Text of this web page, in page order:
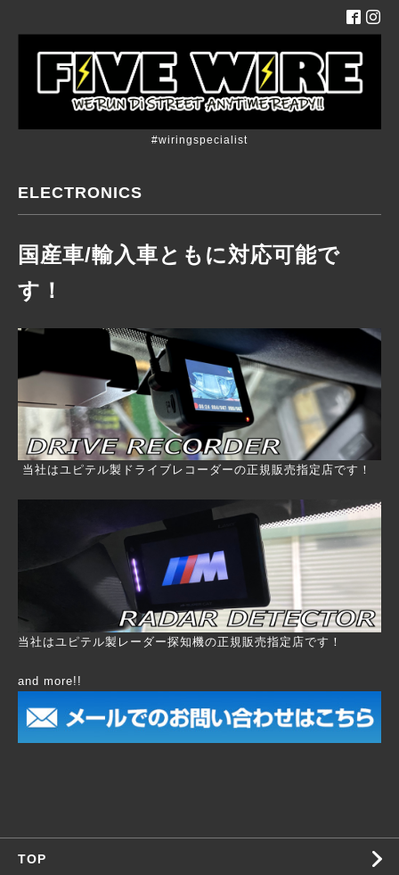
#wiringspecialist
ELECTRONICS
国産車/輸入車ともに対応可能で
す！
当社はユピテル製ドライブレコーダーの正規販売指定店です！
当社は ユピテル製レーダー探知機の正規販売指定店です！
and more!!
TOP